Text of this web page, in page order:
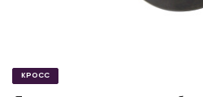
КРОСС